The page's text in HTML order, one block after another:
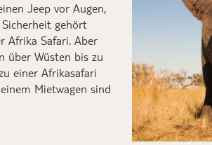
Jeep vor Augen,
gehört
Afrika Safari. Aber
über Wüsten bis zu
einer Afrikasafari
Mietwagen sind